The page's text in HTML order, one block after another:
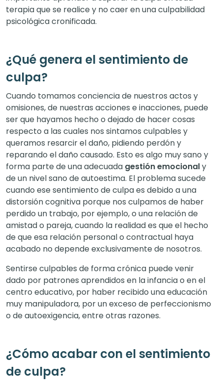
terapia que se realice y no caer en una culpabilidad
psicológica cronificada.
¿Qué genera el sentimiento de
culpa?
Cuando tomamos conciencia de nuestros actos y
omisiones, de nuestras acciones e inacciones, puede
ser que hayamos hecho o dejado de hacer cosas
respecto a las cuales nos sintamos culpables y
queramos resarcir el daño, pidiendo perdón y
reparando el daño causado. Esto es algo muy sano y
forma parte de una adecuada gestión emocionaly
de un nivel sano de autoestima. El problema sucede
cuando ese sentimiento de culpa es debido a una
distorsión cognitiva porque nos culpamos de haber
perdido un trabajo, por ejemplo, o una relación de
amistad o pareja, cuando la realidad es que el hecho
de que esa relación personal o contractual haya
acabado no depende exclusivamente de nosotros.
Sentirse culpables de forma crónica puede venir
dado por patrones aprendidos en la infancia o en el
centro educativo, por haber recibido una educación
muy manipuladora, por un exceso de perfeccionismo
o de autoexigencia, entre otras razones.
¿Cómo acabar con el sentimiento
de culpa?